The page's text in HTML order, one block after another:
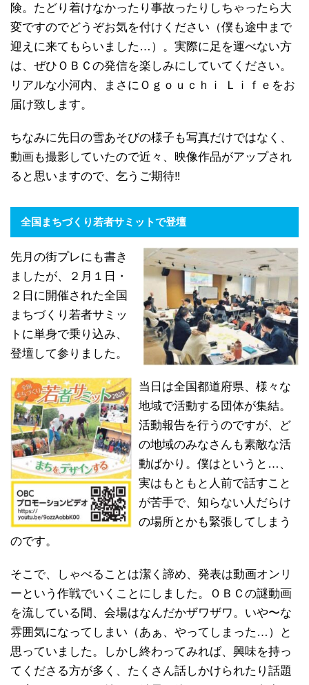
険。たどり着けなかったり事故ったりしちゃったら大
変ですのでどうぞお気を付けください（僕も途中まで
迎えに来てもらいました…）。実際に足を運べない方
は、ぜひＯＢＣの発信を楽しみにしていてください。
リアルな小河内、まさにＯｇｏｕｃｈｉ Ｌｉｆｅをお
届け致します。
ちなみに先日の雪あそびの様子も写真だけではなく、
動画も撮影していたので近々、映像作品がアップされ
ると思いますので、乞うご期待‼
全国まちづくり若者サミットで登壇
先月の街プレにも書き
ましたが、２月１日・
２日に開催された全国
まちづくり若者サミッ
トに単身で乗り込み、
登壇して参りました。
当日は全国都道府県、様々な
地域で活動する団体が集結。
活動報告を行うのですが、ど
の地域のみなさんも素敵な活
動ばかり。僕はというと…、
実はもともと人前で話すこと
が苦手で、知らない人だらけ
の場所とかも緊張してしまう
のです。
そこで、しゃべることは潔く諦め、発表は動画オンリ
ーという作戦でいくことにしました。ＯＢＣの謎動画
を流している間、会場はなんだかザワザワ。いや〜な
雰囲気になってしまい（あぁ、やってしまった…）と
思っていました。しかし終わってみれば、興味を持っ
てくださる方が多く、たくさん話しかけられたり話題